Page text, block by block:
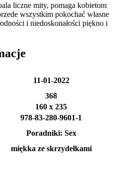
liczne mity, pomaga kobietom
wszystkim pokochać własne
i niedoskonałości piękno i
11-01-2022
368
160 x 235
978-83-280-9601-1
Poradniki: Sex
miękka ze skrzydełkami